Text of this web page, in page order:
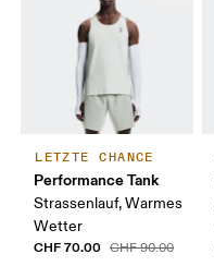
LETZTE CHANCE
Performance Tank
Strassenlauf, Warmes
Wetter
CHF 70.00 CHF 90.00